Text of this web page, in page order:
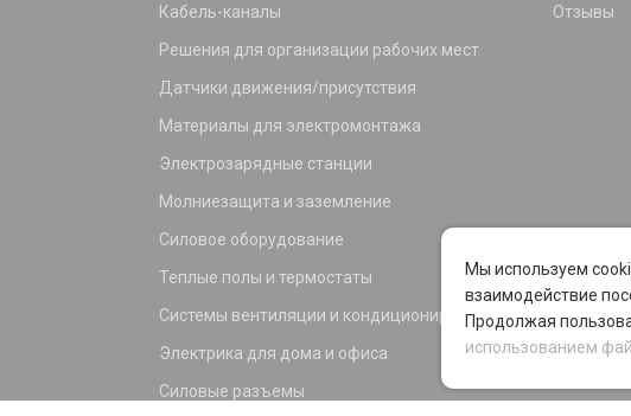
Кабель-каналы
Решения для организации рабочих мест
Датчики движения/присутствия
Материалы для электромонтажа
Электрозарядные станции
Молниезащита и заземление
Силовое оборудование
Теплые полы и термостаты
Системы вентиляции и кондиционирования
Электрика для дома и офиса
Силовые разъемы
Отзывы
Мы используем
взаимодействие
Продолжая
использованием